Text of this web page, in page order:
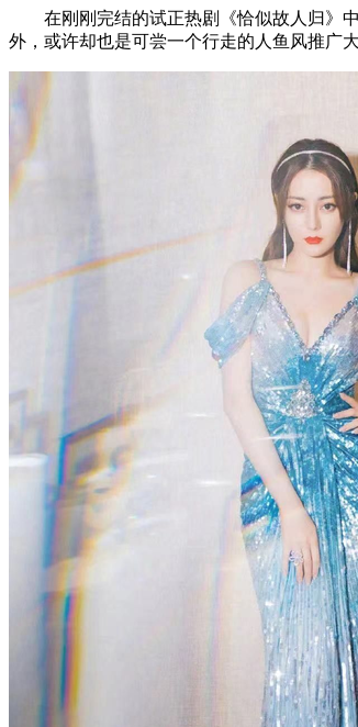
在刚刚完结的试正热剧《恰似故人归》中
外，或许却也是可尝一个行走的人鱼风推广大